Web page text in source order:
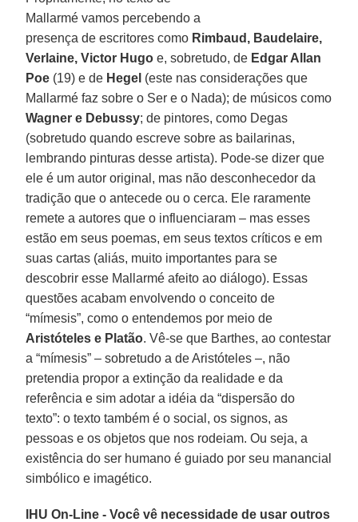
Mallarmé vamos percebendo a
presença de escritores como Rimbaud, Baudelaire,
Verlaine, Victor Hugo e, sobretudo, de Edgar Allan
Poe (19) e de Hegel (este nas considerações que
Mallarmé faz sobre o Ser e o Nada); de músicos como
Wagner e Debussy; de pintores, como Degas
(sobretudo quando escreve sobre as bailarinas,
lembrando pinturas desse artista). Pode-se dizer que
ele é um autor original, mas não desconhecedor da
tradição que o antecede ou o cerca. Ele raramente
remete a autores que o influenciaram – mas esses
estão em seus poemas, em seus textos críticos e em
suas cartas (aliás, muito importantes para se
descobrir esse Mallarmé afeito ao diálogo). Essas
questões acabam envolvendo o conceito de
“mímesis”, como o entendemos por meio de
Aristóteles e Platão. Vê-se que Barthes, ao contestar
a “mímesis” – sobretudo a de Aristóteles –, não
pretendia propor a extinção da realidade e da
referência e sim adotar a idéia da “dispersão do
texto”: o texto também é o social, os signos, as
pessoas e os objetos que nos rodeiam. Ou seja, a
existência do ser humano é guiado por seu manancial
simbólico e imagético.
IHU On-Line - Você vê necessidade de usar outros